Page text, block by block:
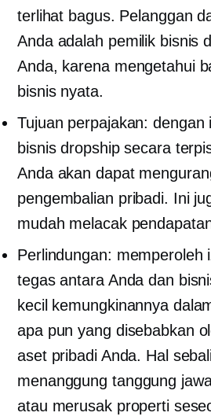
terlihat bagus. Pelanggan
Anda adalah pemilik bisnis
Anda, karena mengetahui
bisnis nyata.
Tujuan perpajakan:
bisnis dropship secara
Anda akan dapat
pengembalian pribadi. Ini
mudah melacak
Perlindungan: memperoleh
tegas antara Anda dan
kecil kemungkinannya
apa pun yang disebabkan
aset pribadi Anda. Hal
menanggung tanggung
atau merusak properti